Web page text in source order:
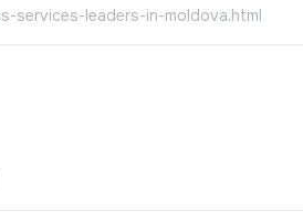
services-leaders-in-moldova.html